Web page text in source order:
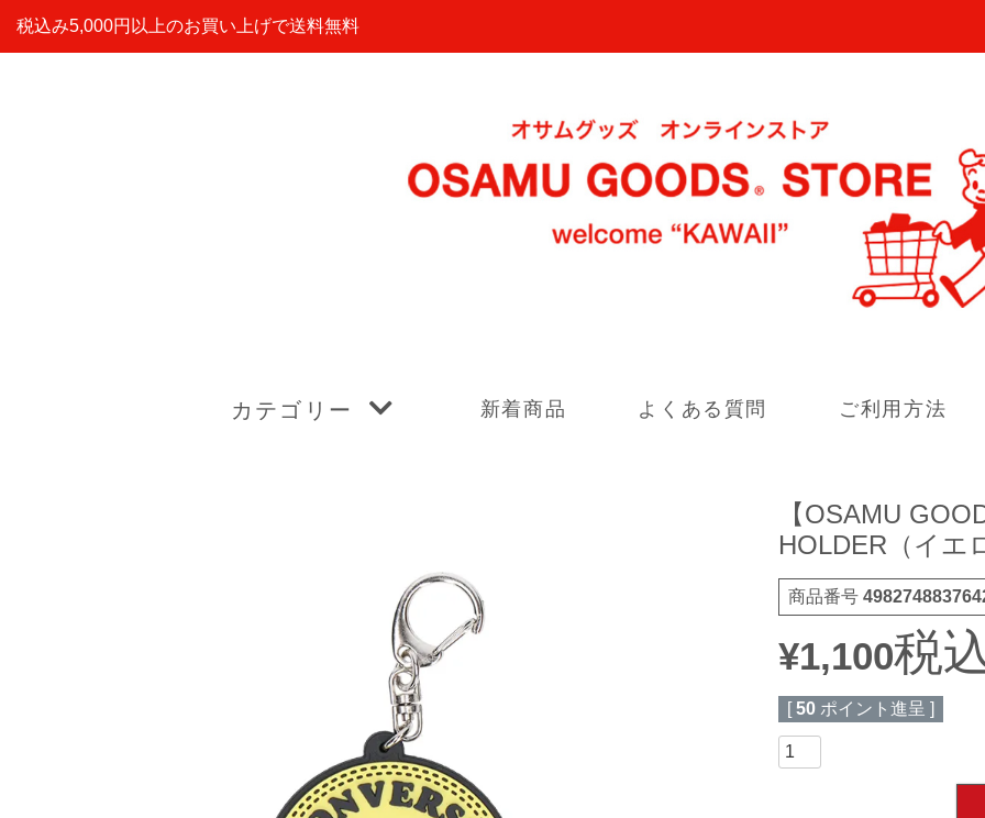
税込み5,000円以上のお買い上げで送料無料
カテゴリー 新着商品 よくある質問 ご利用方法
【OSAMU
HOLDER（イエ
商品番号
¥1,100税
[ 50 ポイント進呈 ]